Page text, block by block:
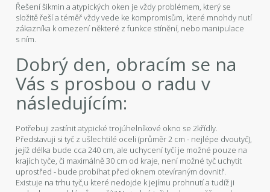
Řešení šikmin a atypických oken je vždy problémem, který se
složitě řeší a téměř vždy vede ke kompromisům, které mnohdy nutí
zákazníka k omezení některé z funkce stínění, nebo manipulace
s ním.
Dobrý den, obracím se na
Vás s prosbou o radu v
následujícím:
Potřebuji zastínit atypické trojúhelníkové okno se 2křídly.
Představuji si tyč z ušlechtilé oceli (průměr 2 cm - nejlépe dvoutyč),
jejíž délka bude cca 240 cm, ale uchycení tyčí je možné pouze na
krajích tyče, či maximálně 30 cm od kraje, není možné tyč uchytit
uprostřed - bude probíhat před oknem otevíraným dovnitř.
Existuje na trhu tyč,u které nedojde k jejímu prohnutí a tudíž ji